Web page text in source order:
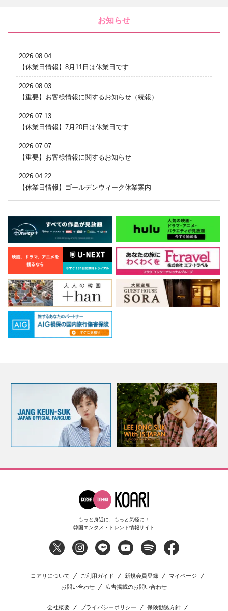
お知らせ
2026.08.04
【休業日情報】8月11日は休業日です
2026.08.03
【重要】お客様情報に関するお知らせ（続報）
2026.07.13
【休業日情報】7月20日は休業日です
2026.07.07
【重要】お客様情報に関するお知らせ
2026.04.22
【休業日情報】ゴールデンウィーク休業案内
もっと身近に、もっと気軽に！
韓国エンタメ・トレンド情報サイト
コアリについて ご利用ガイド 新規会員登録
マイページ
お問い合わせ
広告掲載のお問い合わせ
会社概要 プライバシーポリシー 保険勧誘方針